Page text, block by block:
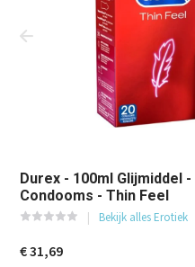
Durex - 100ml Glijmiddel
Condooms - Thin Feel
Bekijk alles Erotiek
€ 31,69